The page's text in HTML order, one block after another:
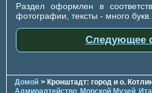
Раздел оформлен в
фотографии, тексты - много букв...
Следующее
Домой > Кронштадт: город и о.
Адмиралтейство Морской Музей